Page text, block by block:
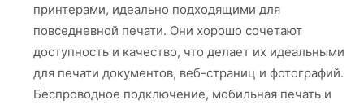
принтерами, идеально подходящими для
повседневной печати. Они хорошо сочетают
доступность и качество, что делает их идеальными
для печати документов, веб-страниц и фотографий.
Беспроводное подключение, мобильная печать и